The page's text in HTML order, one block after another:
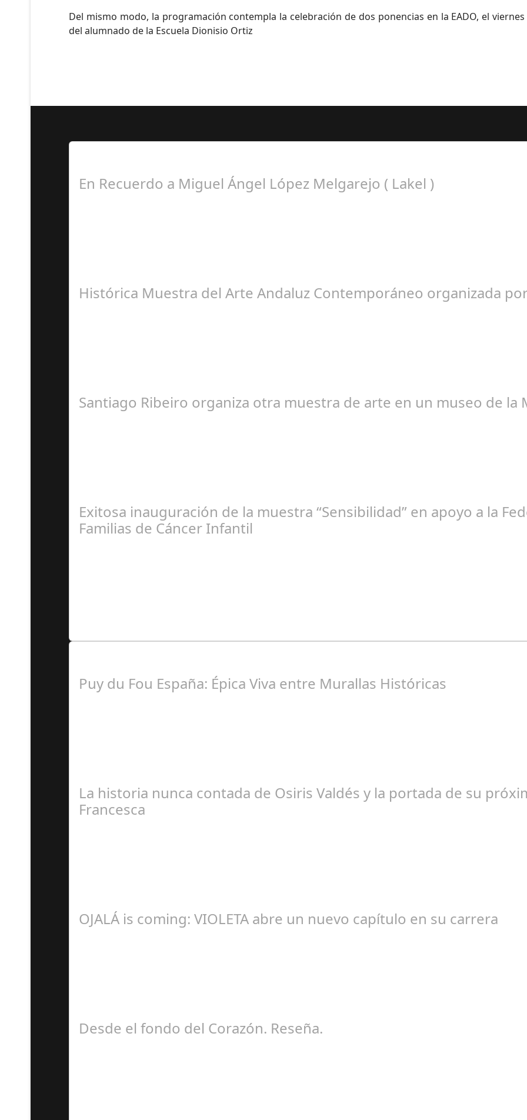
Del mismo modo, la programación contempla la celebración de dos ponencias en la EADO, el
del alumnado de la Escuela Dionisio Ortiz
En Recuerdo a Miguel Ángel López Melgarejo ( Lakel )
Histórica Muestra del Arte Andaluz Contemporáneo organizada
Santiago Ribeiro organiza otra muestra de arte en un museo de la
Exitosa inauguración de la muestra “Sensibilidad” en apoyo a la
Familias de Cáncer Infantil
Puy du Fou España: Épica Viva entre Murallas Históricas
La historia nunca contada de Osiris Valdés y la portada de su
Francesca
OJALÁ is coming: VIOLETA abre un nuevo capítulo en su carrera
Desde el fondo del Corazón. Reseña.